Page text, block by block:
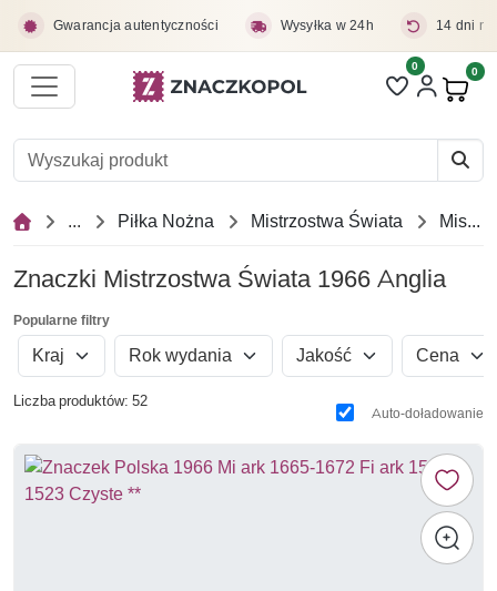
Gwarancja autentyczności Wysyłka w 24h 14 dni
Liczba pozycji
0 0
... Piłka Nożna Mistrzostwa Świata Mistrzostwa Świata 1966 Anglia
Znaczki Mistrzostwa Świata 1966 Anglia
Popularne filtry
Kraj Rok wydania Jakość Cena
Liczba produktów: 52
Auto-doładowanie